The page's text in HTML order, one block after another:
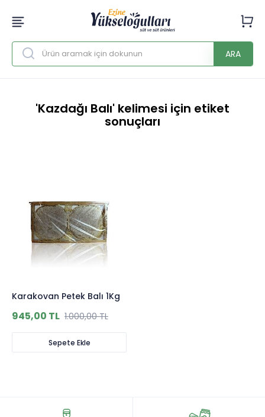
ARA
'Kazdağı Balı' kelimesi için etiket
sonuçları
Karakovan Petek Balı 1Kg
945,00 TL 1.000,00 TL
Sepete Ekle